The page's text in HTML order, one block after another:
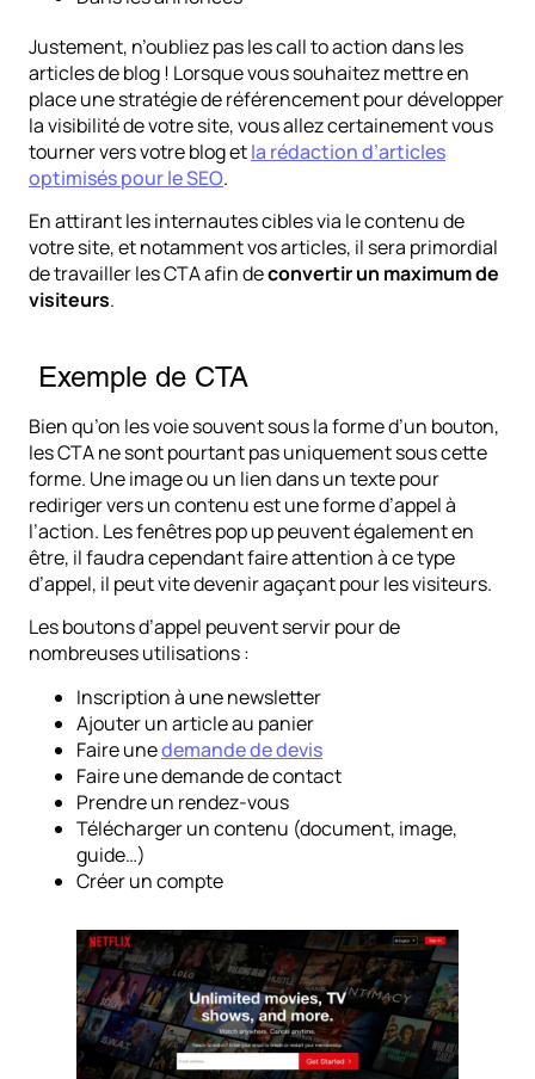
Justement, n’oubliez pas les call to action dans les
articles de blog ! Lorsque vous souhaitez mettre en
place une stratégie de référencement pour développer
la visibilité de votre site, vous allez certainement vous
tourner vers votre blog etla rédaction d’articles
optimisés pour le SEO.
En attirant les internautes cibles via le contenu de
votre site, et notamment vos articles, il sera primordial
de travailler les CTA afin deconvertir un maximum de
visiteurs.
Exemple de CTA
Bien qu’on les voie souvent sous la forme d’un bouton,
les CTA ne sont pourtant pas uniquement sous cette
forme. Une image ou un lien dans un texte pour
rediriger vers un contenu est une forme d’appel à
l’action. Les fenêtres pop up peuvent également en
être, il faudra cependant faire attention à ce type
d’appel, il peut vite devenir agaçant pour les visiteurs.
Les boutons d’appel peuvent servir pour de
nombreuses utilisations :
Inscription à une newsletter
Ajouter un article au panier
Faire unedemande de devis
Faire une demande de contact
Prendre un rendez-vous
Télécharger un contenu (document, image,
guide…)
Créer un compte